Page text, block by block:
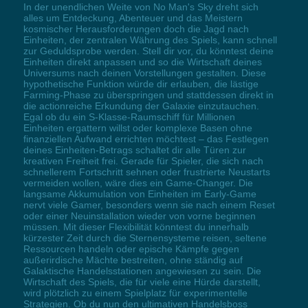
In der unendlichen Weite von No Man's Sky dreht sich
alles um Entdeckung, Abenteuer und das Meistern
kosmischer Herausforderungen doch die Jagd nach
Einheiten, der zentralen Währung des Spiels, kann schnell
zur Geduldsprobe werden. Stell dir vor, du könntest deine
Einheiten direkt anpassen und so die Wirtschaft deines
Universums nach deinen Vorstellungen gestalten. Diese
hypothetische Funktion würde dir erlauben, die lästige
Farming-Phase zu überspringen und stattdessen direkt in
die actionreiche Erkundung der Galaxie einzutauchen.
Egal ob du ein S-Klasse-Raumschiff für Millionen
Einheiten ergattern willst oder komplexe Basen ohne
finanziellen Aufwand errichten möchtest – das Festlegen
deines Einheiten-Betrags schaltet dir alle Türen zur
kreativen Freiheit frei. Gerade für Spieler, die sich nach
schnellerem Fortschritt sehnen oder frustrierte Neustarts
vermeiden wollen, wäre dies ein Game-Changer. Die
langsame Akkumulation von Einheiten im Early-Game
nervt viele Gamer, besonders wenn sie nach einem Reset
oder einer Neuinstallation wieder von vorne beginnen
müssen. Mit dieser Flexibilität könntest du innerhalb
kürzester Zeit durch die Sternensysteme reisen, seltene
Ressourcen handeln oder epische Kämpfe gegen
außerirdische Mächte bestreiten, ohne ständig auf
Galaktische Handelsstationen angewiesen zu sein. Die
Wirtschaft des Spiels, die für viele eine Hürde darstellt,
wird plötzlich zu einem Spielplatz für experimentelle
Strategien. Ob du nun den ultimativen Handelsboss